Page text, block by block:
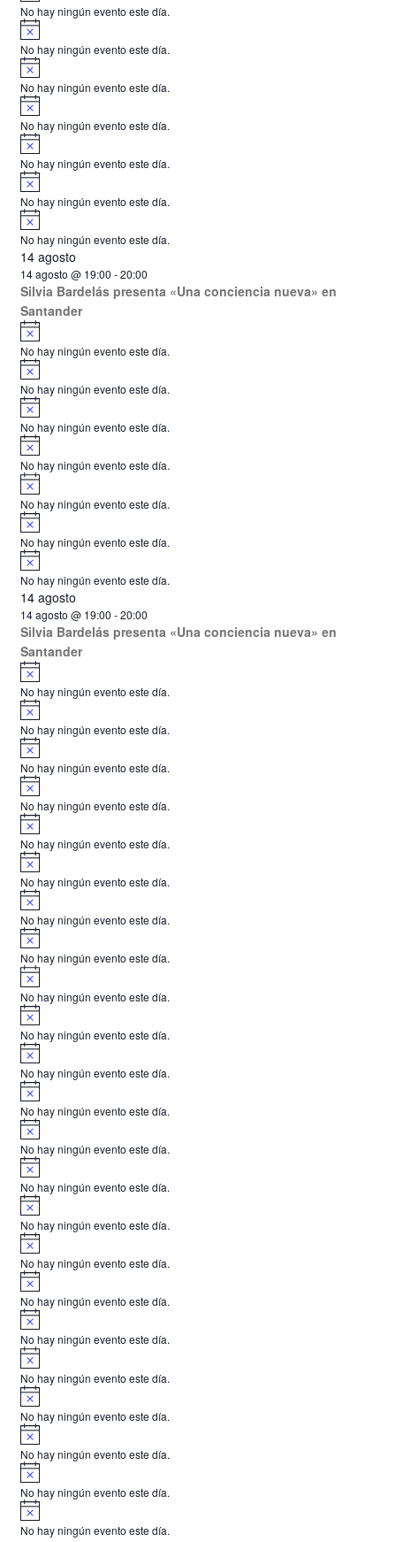
e
E
v
e
n
t
o
s
o
i
s
o
No hay ningún evento este día.
A
v
i
s
o
No hay ningún evento este día.
A
v
i
s
o
No hay ningún evento este día.
A
v
i
s
o
No hay ningún evento este día.
A
v
i
s
o
No hay ningún evento este día.
A
v
i
s
o
No hay ningún evento este día.
A
v
i
s
o
No hay ningún evento este día.
14 agosto
14 agosto @ 19:00 -20:00
Silvia Bardelás presenta «Una conciencia nueva» en
Santander
A
v
i
s
o
No hay ningún evento este día.
A
v
i
s
o
No hay ningún evento este día.
A
v
i
s
o
No hay ningún evento este día.
A
v
i
s
o
No hay ningún evento este día.
A
v
i
s
o
No hay ningún evento este día.
A
v
i
s
o
No hay ningún evento este día.
A
v
i
s
o
No hay ningún evento este día.
14 agosto
14 agosto @ 19:00 -20:00
Silvia Bardelás presenta «Una conciencia nueva» en
Santander
A
v
i
s
o
No hay ningún evento este día.
A
v
i
s
o
No hay ningún evento este día.
A
v
i
s
o
No hay ningún evento este día.
A
v
i
s
o
No hay ningún evento este día.
A
v
i
s
o
No hay ningún evento este día.
A
v
i
s
o
No hay ningún evento este día.
A
v
i
s
o
No hay ningún evento este día.
A
v
i
s
o
No hay ningún evento este día.
A
v
i
s
o
No hay ningún evento este día.
A
v
i
s
o
No hay ningún evento este día.
A
v
i
s
o
No hay ningún evento este día.
A
v
i
s
o
No hay ningún evento este día.
A
v
i
s
o
No hay ningún evento este día.
A
v
i
s
o
No hay ningún evento este día.
A
v
i
s
o
No hay ningún evento este día.
A
v
i
s
o
No hay ningún evento este día.
A
v
i
s
o
No hay ningún evento este día.
A
v
i
s
o
No hay ningún evento este día.
A
v
i
s
o
No hay ningún evento este día.
A
v
i
s
o
No hay ningún evento este día.
A
v
i
s
o
No hay ningún evento este día.
A
v
i
s
o
No hay ningún evento este día.
A
v
i
No hay ningún evento este día.